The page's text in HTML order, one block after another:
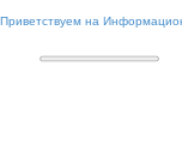
Приветствуем на